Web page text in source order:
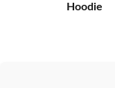
Hoodie